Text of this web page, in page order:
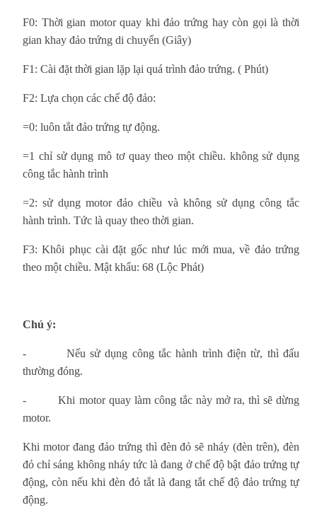
F0: Thời gian motor quay khi đảo trứng hay còn gọi là thời
gian khay đảo trứng di chuyển (Giây)
F1: Cài đặt thời gian lặp lại quá trình đảo trứng. ( Phút)
F2: Lựa chọn các chế độ đảo:
=0: luôn tắt đảo trứng tự động.
=1 chỉ sử dụng mô tơ quay theo một chiều. không sử dụng
công tắc hành trình
=2: sử dụng motor đảo chiều và không sử dụng công tắc
hành trình. Tức là quay theo thời gian.
F3: Khôi phục cài đặt gốc như lúc mới mua, về đảo trứng
theo một chiều. Mật khẩu: 68 (Lộc Phát)
Chú ý:
- Nếu sử dụng công tắc hành trình điện từ, thì đấu
thường đóng.
-Khi motor quay làm công tắc này mở ra, thì sẽ dừng
motor.
Khi motor đang đảo trứng thì đèn đỏ sẽ nháy (đèn trên), đèn
đỏ chỉ sáng không nháy tức là đang ở chế độ bật đảo trứng tự
động, còn nếu khi đèn đỏ tắt là đang tắt chế độ đảo trứng tự
động.